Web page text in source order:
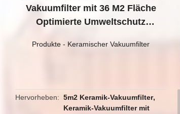
Vakuumfilter mit 36 M2 Fläche
Optimierte Umweltschutz
Produkte - Keramischer Vakuumfilter
Hervorheben 5m2 Keramik-Vakuumfilter,
Keramik-Vakuumfilter mit